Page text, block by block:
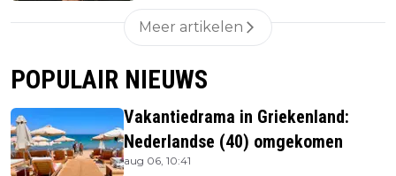
Meer artikelen
POPULAIR NIEUWS
Vakantiedrama in Griekenland:
Nederlandse (40) omgekomen
aug 06, 10:41